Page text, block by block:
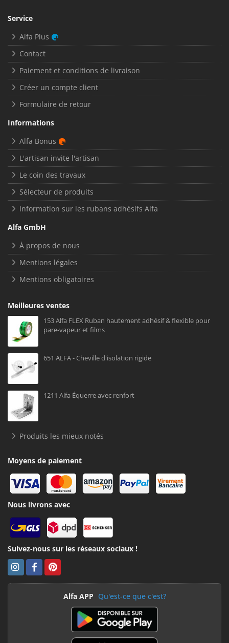
Service
Alfa Plus
Contact
Paiement et conditions de livraison
Créer un compte client
Formulaire de retour
Informations
Alfa Bonus
L'artisan invite l'artisan
Le coin des travaux
Sélecteur de produits
Information sur les rubans adhésifs Alfa
Alfa GmbH
À propos de nous
Mentions légales
Mentions obligatoires
Meilleures ventes
153 Alfa FLEX Ruban hautement adhésif & flexible pour
pare-vapeur et films
651 ALFA - Cheville d'isolation rigide
1211 Alfa Équerre avec renfort
Produits les mieux notés
Moyens de paiement
Nous livrons avec
Suivez-nous sur les réseaux sociaux !
Alfa APP Qu'est-ce que c'est?